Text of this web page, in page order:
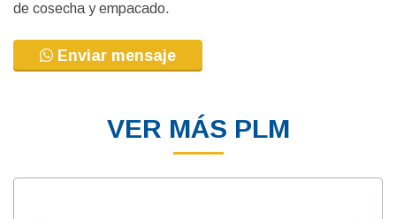
de cosecha y empacado.
Enviar mensaje
VER MÁS PLM